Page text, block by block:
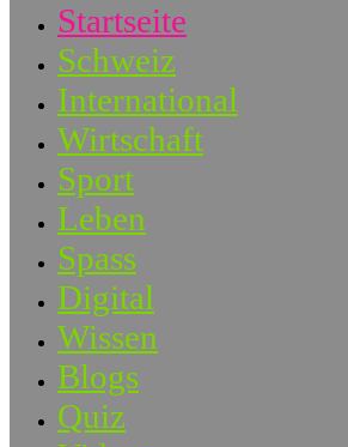
Startseite
Schweiz
International
Wirtschaft
Sport
Leben
Spass
Digital
Wissen
Blogs
Quiz